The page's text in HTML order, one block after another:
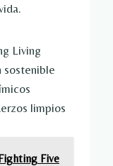
Living
sostenible
limpios
Five